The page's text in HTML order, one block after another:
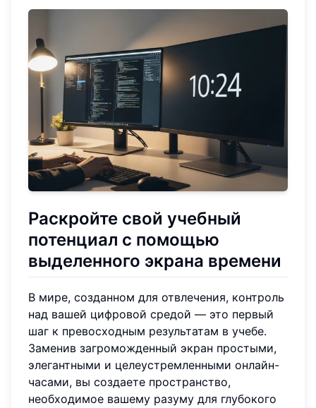
Раскройте свой учебный
потенциал с помощью
выделенного экрана времени
В мире, созданном для отвлечения, контроль
над вашей цифровой средой — это первый
шаг к превосходным результатам в учебе.
Заменив загроможденный экран простыми,
элегантными и целеустремленными онлайн-
часами, вы создаете пространство,
необходимое вашему разуму для глубокого